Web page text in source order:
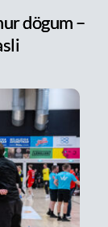
dögum –